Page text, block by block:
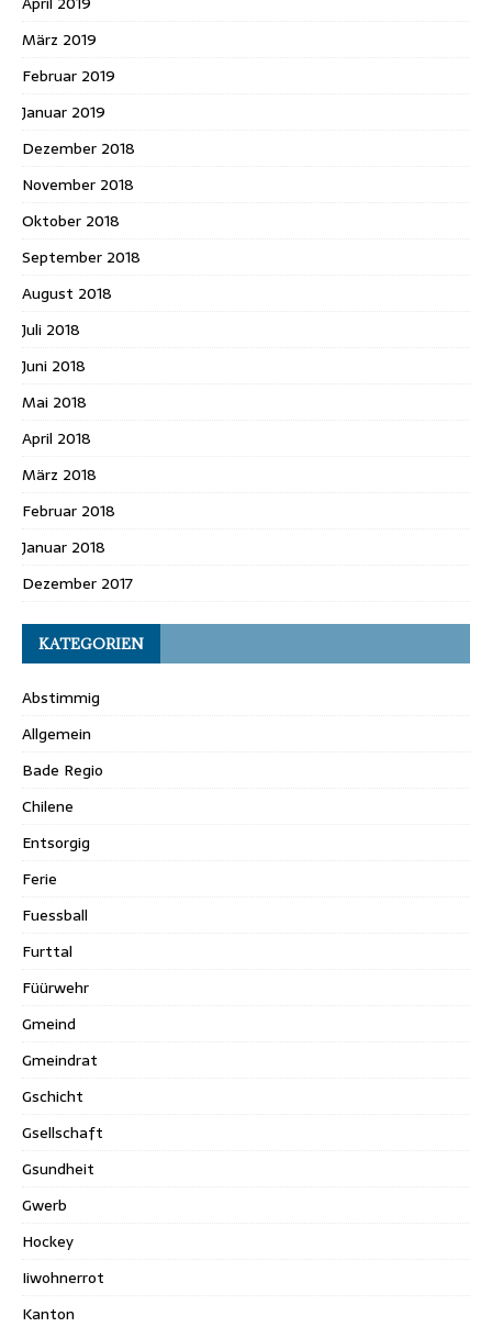
März 2019
Februar 2019
Januar 2019
Dezember 2018
November 2018
Oktober 2018
September 2018
August 2018
Juli 2018
Juni 2018
Mai 2018
April 2018
März 2018
Februar 2018
Januar 2018
Dezember 2017
KATEGORIEN
Abstimmig
Allgemein
Bade Regio
Chilene
Entsorgig
Ferie
Fuessball
Furttal
Füürwehr
Gmeind
Gmeindrat
Gschicht
Gsellschaft
Gsundheit
Gwerb
Hockey
Iiwohnerrot
Kanton